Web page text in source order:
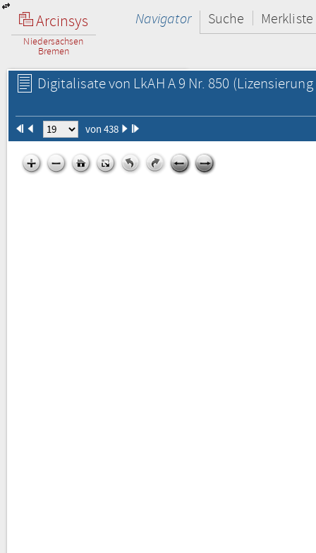
Arcinsys
Niedersachsen
Bremen
Navigator Suche Merkliste
Digitalisate von LkAH A 9 Nr. 850
von 438